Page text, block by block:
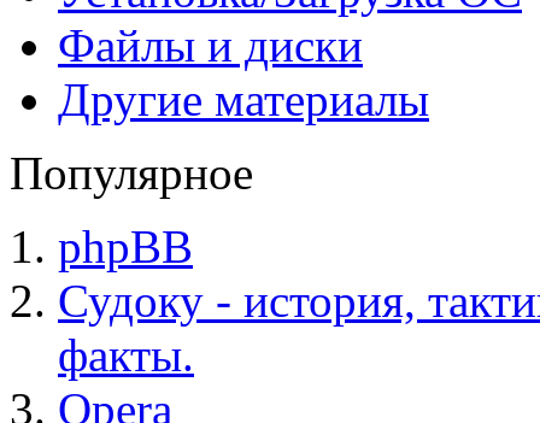
Файлы и диски
Другие материалы
Популярное
phpBB
Судоку - история,
факты.
Opera